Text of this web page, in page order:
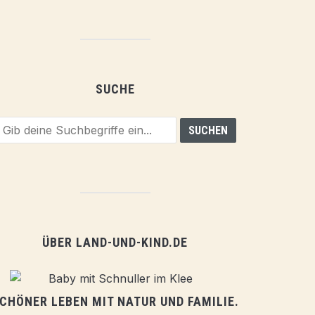
SUCHE
ÜBER LAND-UND-KIND.DE
LEBEN MIT NATUR UND FAMILIE.